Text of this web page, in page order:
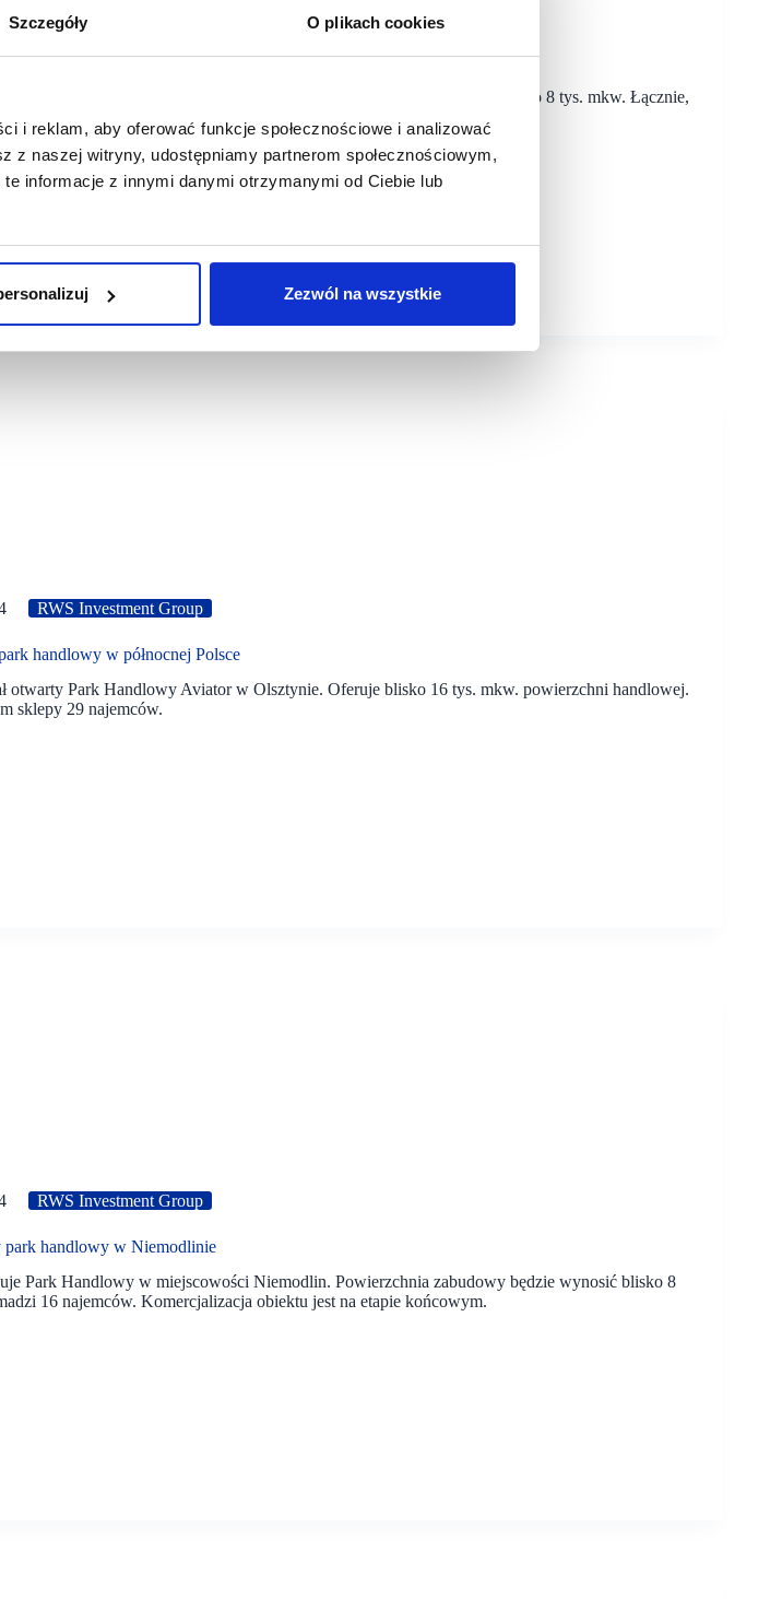
Szczegóły O plikach cookies
i reklam, aby oferować funkcje społecznościowe i analizować
naszej witryny, udostępniamy partnerom społecznościowym,
informacje z innymi danymi otrzymanymi od Ciebie lub
Zezwól na wszystkie
RWS Investment Group
się o kolejny park handlowy
otwarty nowy park handlowy. Obiekt ma powierzchnię zabudowy blisko 8 tys. mkw. Łącznie,
RWS Investment Group
handlowy w północnej Polsce
otwarty Park Handlowy Aviator w Olsztynie. Oferuje blisko 16 tys. mkw. powierzchni handlowej.
sklepy 29 najemców.
RWS Investment Group
park handlowy w Niemodlinie
Park Handlowy w miejscowości Niemodlin. Powierzchnia zabudowy będzie wynosić blisko 8
16 najemców. Komercjalizacja obiektu jest na etapie końcowym.